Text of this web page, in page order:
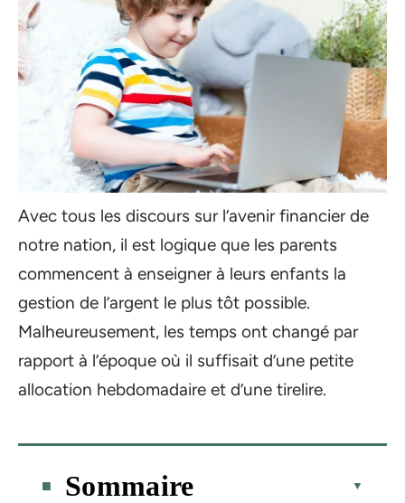
Avec tous les discours sur l’avenir financier de
notre nation, il est logique que les parents
commencent à enseigner à leurs enfants la
gestion de l’argent le plus tôt possible.
Malheureusement, les temps ont changé par
rapport à l’époque où il suffisait d’une petite
allocation hebdomadaire et d’une tirelire.
Sommaire